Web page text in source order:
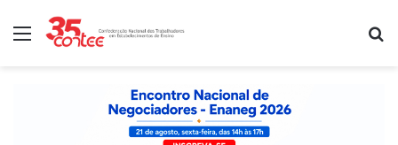
Menu